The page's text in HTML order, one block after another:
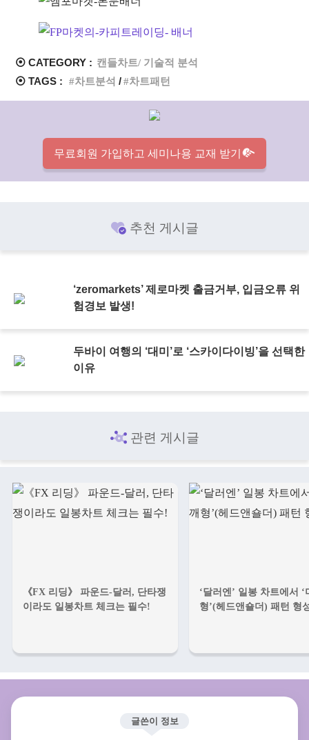
⦿ CATEGORY : 캔들차트/ 기술적 분석
⦿ TAGS :
차트분석 차트패턴
무료회원 가입하고 세미나용 교재 받기
추천 게시글
‘zeromarkets’ 제로마켓 출금거부, 입금오류 위
험경보 발생!
두바이 여행의 ‘대미’로 ‘스카이다이빙’을 선택한
이유
관련 게시글
《FX 리딩》 파운드-달러, 단타쟁
이라도 일봉차트 체크는 필수!
‘달러엔’ 일봉 차트에서 ‘
형’(헤드앤숄더) 패턴 형
글쓴이 정보